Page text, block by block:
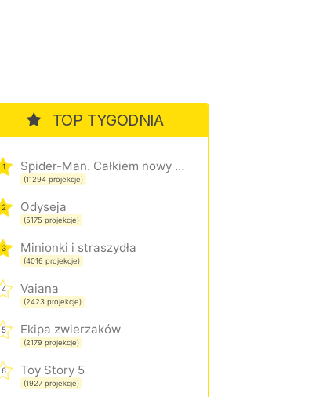
TOP TYGODNIA
1 Spider-Man. Całkiem nowy dzień
(11294 projekcje)
2 Odyseja
(5175 projekcje)
3 Minionki i straszydła
(4016 projekcje)
4 Vaiana
(2423 projekcje)
5 Ekipa zwierzaków
(2179 projekcje)
6 Toy Story 5
(1927 projekcje)